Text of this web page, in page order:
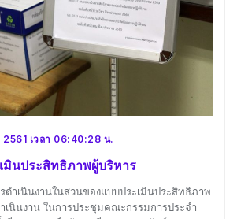
เวลา 06:40:28 น.
มินประสิทธิภาพผู้บริหาร
ดำเนินงานในส่วนของแบบประเมินประสิทธิภาพ
เนินงาน ในการประชุมคณะกรรมการประจำ